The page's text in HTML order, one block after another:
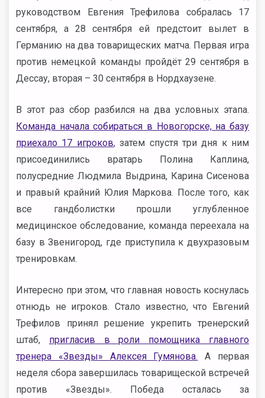
руководством Евгения Трефилова собралась 17
сентября, а 28 сентября ей предстоит вылет в
Германию на два товарищеских матча. Первая игра
против немецкой команды пройдёт 29 сентября в
Дессау, вторая – 30 сентября в Нордхаузене.
В этот раз сбор разбился на два условных этапа.
Команда начала собираться в Новогорске, на базу
приехало 17 игроков, затем спустя три дня к ним
присоединились вратарь Полина Каплина,
полусредние Людмила Выдрина, Карина Сисенова
и правый крайний Юлия Маркова. После того, как
все гандболистки прошли углубленное
медицинское обследование, команда переехала на
базу в Звенигород, где приступила к двухразовым
тренировкам.
Интересно при этом, что главная новость коснулась
отнюдь не игроков. Стало известно, что Евгений
Трефилов принял решение укрепить тренерский
штаб, пригласив в роли помощника главного
тренера «Звезды» Алексея Гумянова. А первая
неделя сбора завершилась товарищеской встречей
против «Звезды». Победа осталась за